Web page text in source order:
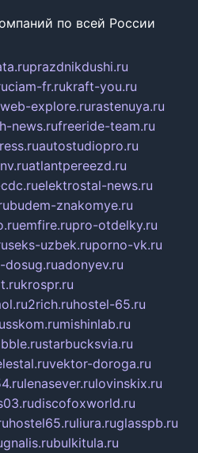
по всей России
prazdnikdushi.ru
ciam-fr.rukraft-you.ru
web-explore.rurastenuya.ru
news.rufreeride-team.ru
autostudiopro.ru
atlantpereezd.ru
elektrostal-news.ru
budem-znakomye.ru
emfire.rupro-otdelky.ru
seks-uzbek.ruporno-vk.ru
dosug.ruadonyev.ru
krospr.ru
2rich.ruhostel-65.ru
mishinlab.ru
starbucksvia.ru
vektor-doroga.ru
lenasever.rulovinskix.ru
discofoxworld.ru
hostel65.ruliura.ruglasspb.ru
gnalis.rubulkitula.ru